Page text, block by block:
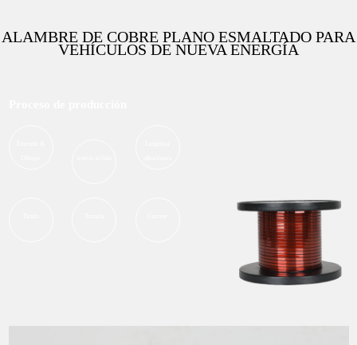
ALAMBRE DE COBRE PLANO ESMALTADO PARA
VEHÍCULOS DE NUEVA ENERGÍA